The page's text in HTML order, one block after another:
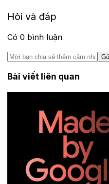
Hỏi và đáp
Có 0 bình luận
Bài viết liên quan